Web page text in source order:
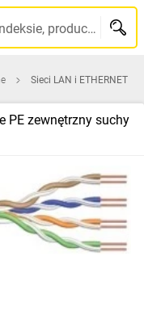
Szukaj po nazwie, indeksie, producencie, kodzie kreskowym...
Sieci LAN i ETHERNET
PE zewnętrzny suchy